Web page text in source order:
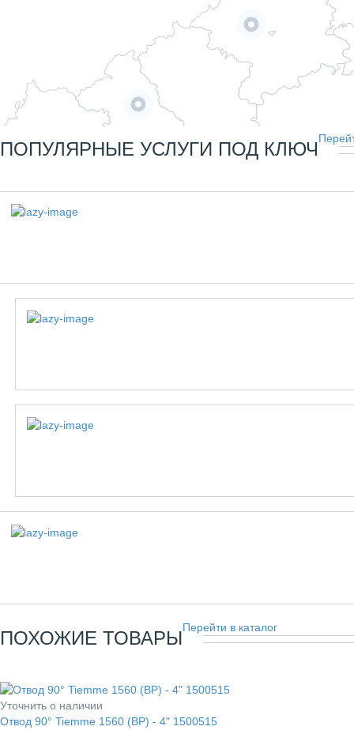
ПОПУЛЯРНЫЕ УСЛУГИ ПОД КЛЮЧ
ПОХОЖИЕ ТОВАРЫПерейти в каталог
Уточнить о наличии
Отвод 90° Tiemme 1560 (ВР) - 4" 1500515